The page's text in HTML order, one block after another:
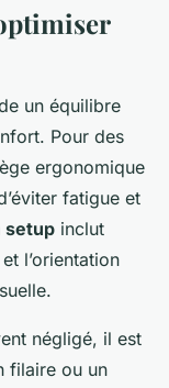
un équilibre
Pour des
ergonomique
fatigue et
setup inclut
l’orientation
négligé, il est
filaire ou un